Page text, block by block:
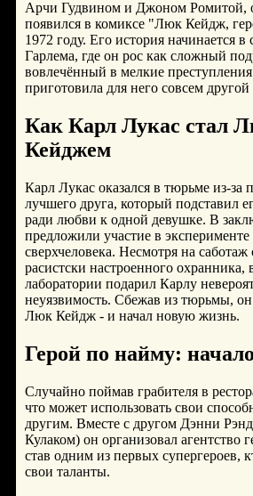
Арчи Гудвином и Джоном Ромитой,
появился в комиксе "Люк Кейдж,
1972 году. Его история начинается в
Гарлема, где он рос как сложный
вовлечённый в мелкие
приготовила для него совсем другой
Как Карл Лукас стал
Кейджем
Карл Лукас оказался в тюрьме из-за
лучшего друга, который подставил
ради любви к одной девушке. В
предложили участие в
сверхчеловека. Несмотря на
расистски настроенного охранника,
лаборатории подарил Карлу
неуязвимость. Сбежав из тюрьмы,
Люк Кейдж - и начал новую жизнь.
Герой по найму:
Случайно поймав грабителя в
что может использовать свои
другим. Вместе с другом Дэнни
Кулаком) он организовал агентство
став одним из первых супергероев,
свои таланты.